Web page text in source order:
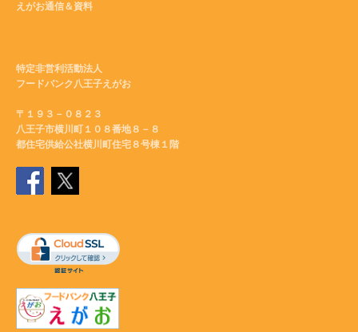
えがお通信＆資料
特定非営利活動法人
フードバンク八王子えがお
〒１９３－０８２３
八王子市横川町１０８番地８－８
都住宅供給公社横川町住宅８号棟１階